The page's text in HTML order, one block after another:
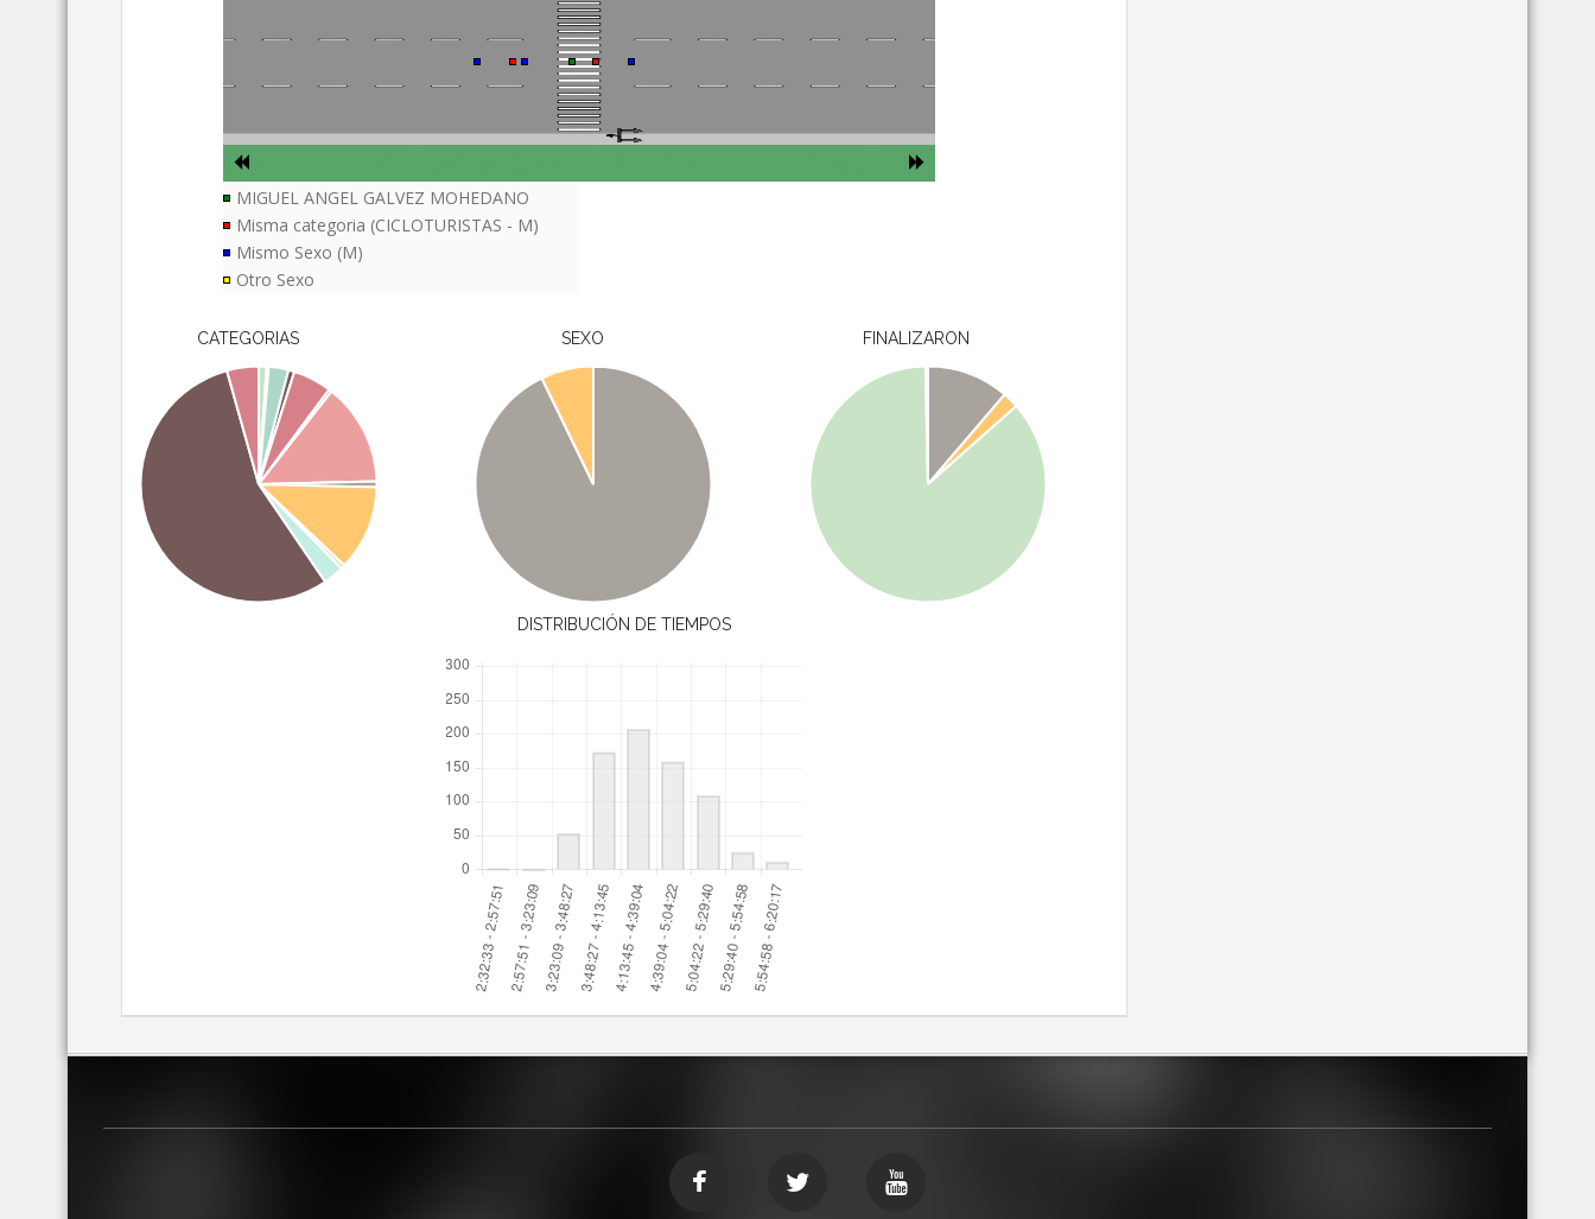
MIGUEL ANGEL GALVEZ MOHEDANO
Misma categoria (CICLOTURISTAS - M)
Mismo Sexo (M)
Otro Sexo
CATEGORIAS SEXO FINALIZARON
DISTRIBUCIÓN DE TIEMPOS